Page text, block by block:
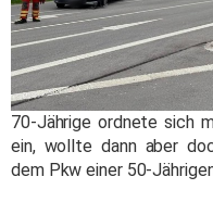
70-Jährige ordnete sich
ein, wollte dann aber
dem Pkw einer 50-